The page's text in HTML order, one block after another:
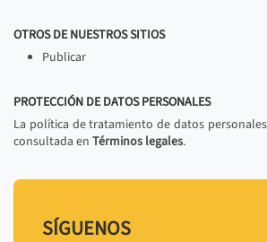
OTROS DE NUESTROS SITIOS
Publicar
PROTECCIÓN DE DATOS PERSONALES
La política de tratamiento de datos
consultada en Términos legales.
SÍGUENOS